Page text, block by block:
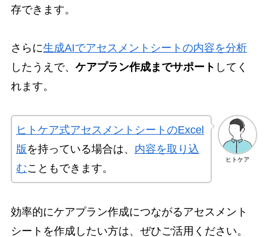
存できます。
さらに生成AIでアセスメントシートの内容を分析
したうえで、 ケアプラン作成までサポート してく
れます。
ヒトケア
ヒトケア式アセスメントシートのExcel
版 を持っている場合は、 内容を取り込
むこともできます。
効率的にケアプラン作成につながるアセスメント
シートを作成したい方は、ぜひご活用ください。